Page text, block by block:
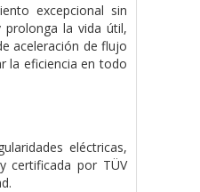
excepcional sin
prolonga la vida útil,
aceleración de flujo
la eficiencia en todo
eléctricas,
certificada por TÜV